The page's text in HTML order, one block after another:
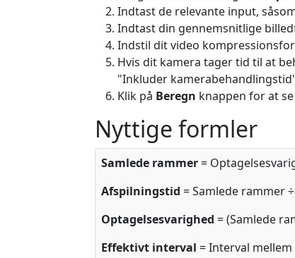
Indtast de relevante input,
Indtast din gennemsnitlige
Indstil dit video
Hvis dit kamera tager tid til at
"Inkluder
Klik på Beregn knappen for at
Nyttige formler
Samlede rammer=
Afspilningstid = Samlede rammer
Optagelsesvarighed = (Samlede
Effektivt interval = Interval